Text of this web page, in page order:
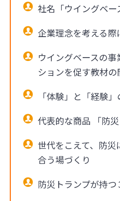
社名「ウイングベー
企業理念を考える
ウイングベースの
ションを促す教材の
「体験」と「経験
代表的な商品 「防災
世代をこえて、防災
合う場づくり
防災トランプが持つ